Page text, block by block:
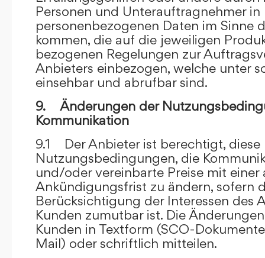
Personen und Unterauftragnehmer
personenbezogenen Daten im Sinne
kommen, die auf die jeweiligen
bezogenen Regelungen zur
Anbieters einbezogen, welche unter
einsehbar und abrufbar sind.
9. Änderungen der
Kommunikation
9.1 Der Anbieter ist berechtigt, diese
Nutzungsbedingungen, die
und/oder vereinbarte Preise mit einer
Ankündigungsfrist zu ändern, sofern
Berücksichtigung der Interessen des
Kunden zumutbar ist. Die
Kunden in Textform (SCO-
Mail) oder schriftlich mitteilen.